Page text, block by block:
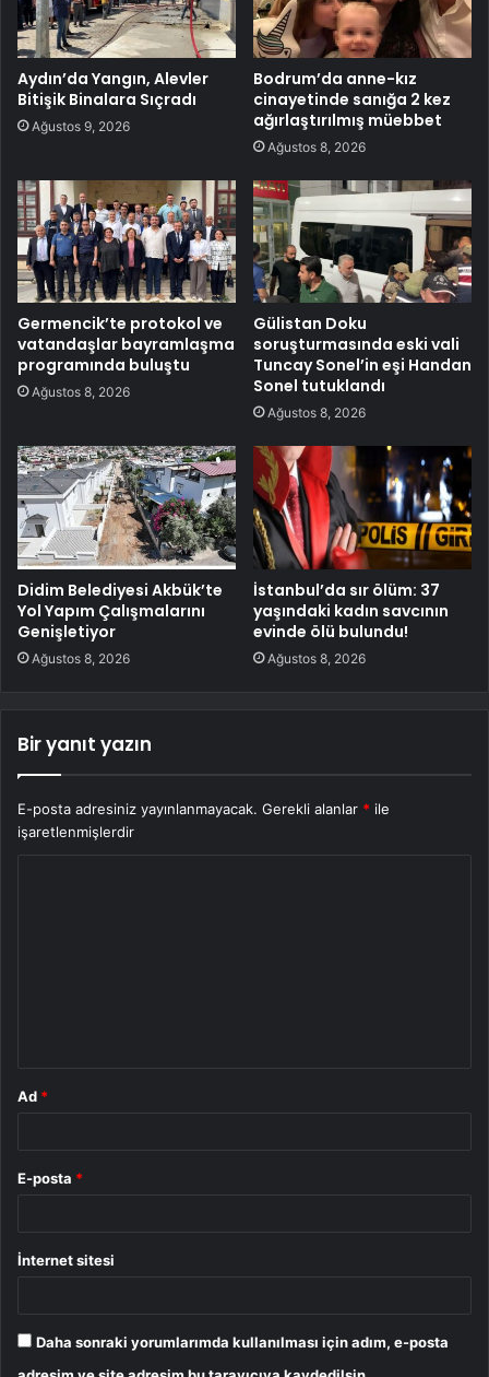
Aydın’da Yangın, Alevler
Bitişik Binalara Sıçradı
Ağustos 9, 2026
Bodrum’da anne-kız
cinayetinde sanığa 2 kez
ağırlaştırılmış müebbet
Ağustos 8, 2026
Germencik’te protokol ve
vatandaşlar bayramlaşma
programında buluştu
Ağustos 8, 2026
Gülistan Doku
soruşturmasında eski vali
Tuncay Sonel’in eşi Handan
Sonel tutuklandı
Ağustos 8, 2026
Didim Belediyesi Akbük’te
Yol Yapım Çalışmalarını
Genişletiyor
Ağustos 8, 2026
İstanbul’da sır ölüm: 37
yaşındaki kadın savcının
evinde ölü bulundu!
Ağustos 8, 2026
Bir yanıt yazın
E-posta adresiniz yayınlanmayacak. Gerekli alanlar * ile
işaretlenmişlerdir
Ad *
E-posta *
İnternet sitesi
Daha sonraki yorumlarımda kullanılması için adım, e-posta